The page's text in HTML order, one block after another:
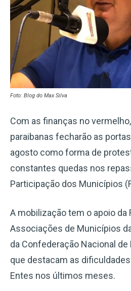
Foto: Blog do Max Silva
Com as finanças no
paraibanas fecharão as
agosto como forma de
constantes quedas nos
Participação dos Municípios
A mobilização tem o apoio da
Associações de Municípios
da Confederação Nacional
que destacam as
Entes nos últimos meses.